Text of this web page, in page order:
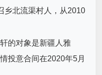
乡北流渠村人，从2010
的对象是新疆人雅
投意合间在2020年5月